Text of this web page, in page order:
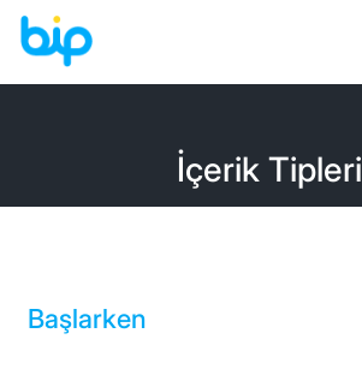
İçerik Tipleri
Başlarken